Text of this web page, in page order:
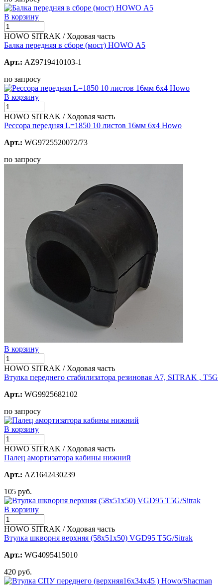
В корзину
HOWO SITRAK / Ходовая часть
Балка передняя в сборе (мост) HOWO А5
Арт.: AZ9719410103-1
по запросу
В корзину
HOWO SITRAK / Ходовая часть
Рессора передняя L=1850 10 листов 16мм 6х4 Howo
Арт.: WG9725520072/73
по запросу
В корзину
HOWO SITRAK / Ходовая часть
Втулка переднего стабилизатора резиновая A7, SITRAK , T5G
Арт.: WG9925682102
по запросу
В корзину
HOWO SITRAK / Ходовая часть
Палец амортизатора кабины нижний
Арт.: AZ1642430239
105 руб.
В корзину
HOWO SITRAK / Ходовая часть
Втулка шкворня верхняя (58x51x50) VGD95 T5G/Sitrak
Арт.: WG4095415010
420 руб.